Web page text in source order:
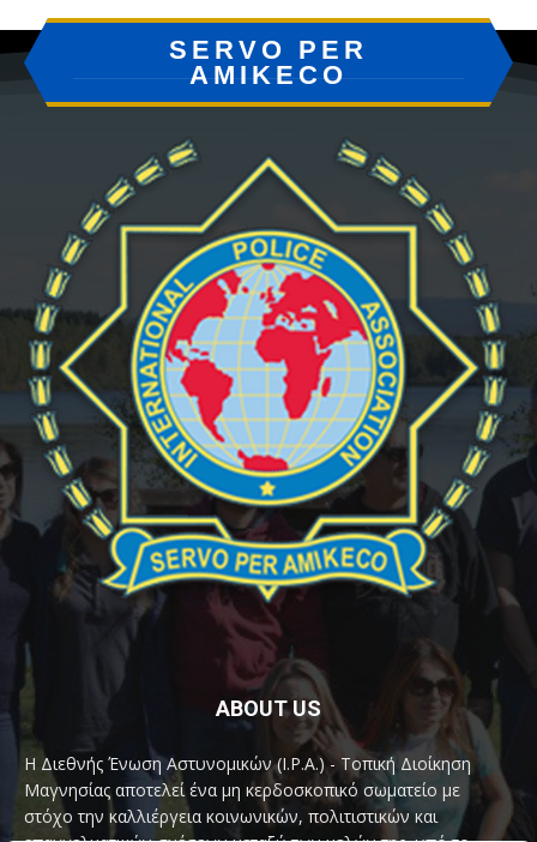
SERVO PER
AMIKECO
ABOUT US
Η Διεθνής Ένωση Αστυνομικών (I.P.A.) - Τοπική Διοίκηση
Μαγνησίας αποτελεί ένα μη κερδοσκοπικό σωματείο με
στόχο την καλλιέργεια κοινωνικών, πολιτιστικών και